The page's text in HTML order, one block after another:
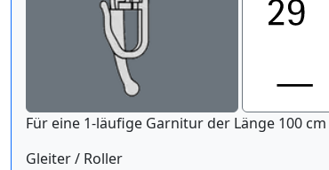
Gleiter / Roller